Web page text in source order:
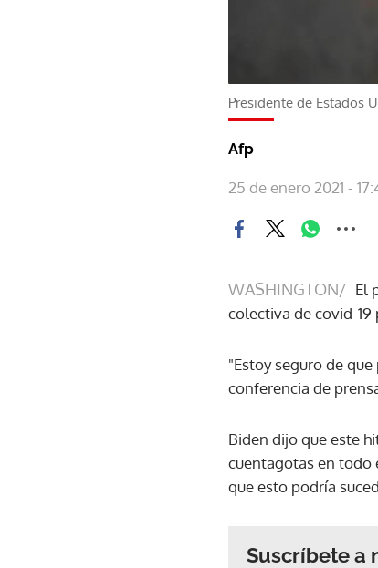
Presidente de Estados
Afp
25 de enero 2021 -
WASHINGTON/ El
colectiva de covid-19
"Estoy seguro de
conferencia de
Biden dijo que este
cuentagotas en todo
que esto podría
Suscríbete a